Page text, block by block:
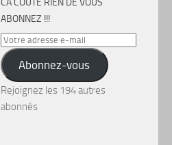
CA COÛTE RIEN DE VOUS
ABONNEZ !!!
Votre
adresse
e-
mail
Abonnez-vous
Rejoignez les 194 autres
abonnés